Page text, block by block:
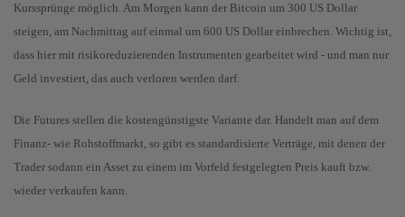
Kurssprünge möglich. Am Morgen kann der Bitcoin um 300 US Dollar
steigen, am Nachmittag auf einmal um 600 US Dollar einbrechen. Wichtig ist,
dass hier mit risikoreduzierenden Instrumenten gearbeitet wird - und man nur
Geld investiert, das auch verloren werden darf.
Die Futures stellen die kostengünstigste Variante dar. Handelt man auf dem
Finanz- wie Rohstoffmarkt, so gibt es standardisierte Verträge, mit denen der
Trader sodann ein Asset zu einem im Vorfeld festgelegten Preis kauft bzw.
wieder verkaufen kann.